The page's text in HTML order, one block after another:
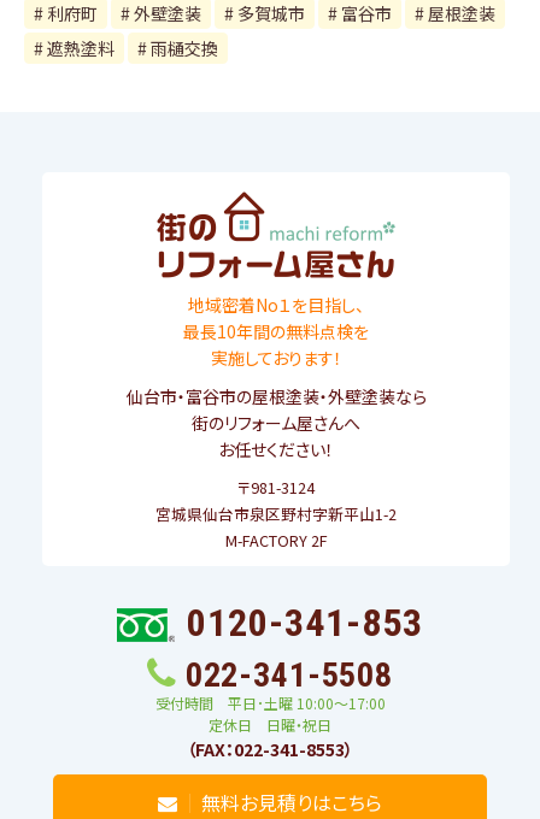
利府町
外壁塗装 多賀城市 富谷市
屋根塗装
遮熱塗料
雨樋交換
地域密着No１を目指し、
最長10年間の無料点検を
実施しております！
仙台市・富谷市の屋根塗装・外壁塗装なら
街のリフォーム屋さんへ
お任せください！
〒981-3124
宮城県仙台市泉区野村字新平山1-2
M-FACTORY 2F
0120-341-853
022-341-5508
受付時間 平日･土曜 10:00〜17:00
定休日 日曜・祝日
（FAX：022-341-8553）
無料お見積りはこちら